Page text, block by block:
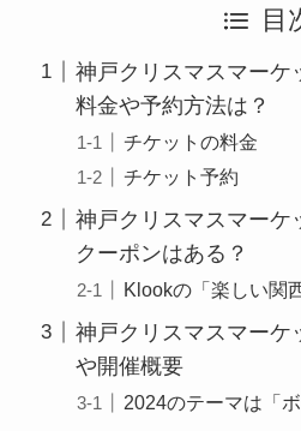
目
神戸クリスマスマーケ
料金や予約方法は？
チケットの料金
チケット予約
神戸クリスマスマーケ
クーポンはある？
Klookの「楽しい関
神戸クリスマスマーケ
や開催概要
2024のテーマは「ボ